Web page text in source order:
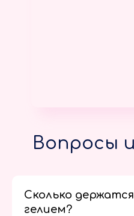
Вопросы
Сколько
гелием?